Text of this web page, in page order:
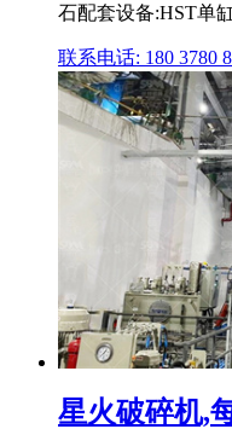
石配套设备:HST单
联系电话: 180 3780
星火破碎机,